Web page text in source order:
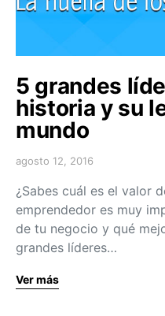
5 grandes
historia y su
mundo
agosto 12, 2016
¿Sabes cuál es el valor
emprendedor es muy
de tu negocio y qué
grandes líderes…
Ver más